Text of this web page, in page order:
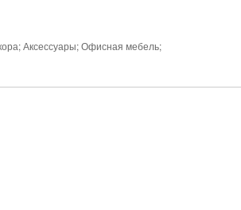
Аксессуары; Офисная мебель;